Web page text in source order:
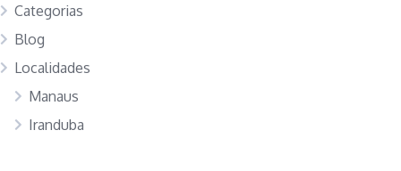
Categorias
Blog
Localidades
Manaus
Iranduba